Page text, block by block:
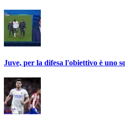
Juve, per la difesa l'obiettivo è uno